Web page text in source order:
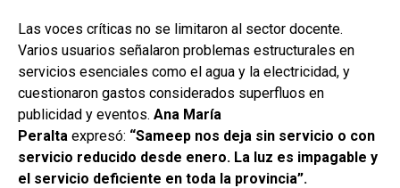
Las voces críticas no se limitaron al sector docente.
Varios usuarios señalaron problemas estructurales en
servicios esenciales como el agua y la electricidad, y
cuestionaron gastos considerados superfluos en
publicidad y eventos. Ana María
Peralta expresó: “Sameep nos deja sin servicio o con
servicio reducido desde enero. La luz es impagable y
el servicio deficiente en toda la provincia”.